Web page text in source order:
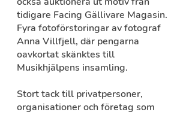
tidigare Facing Gällivare Magasin.
Fyra fotoförstoringar av fotograf
Anna Villfjell, där pengarna
oavkortat skänktes till
Musikhjälpens insamling.
Stort tack till privatpersoner,
organisationer och företag som